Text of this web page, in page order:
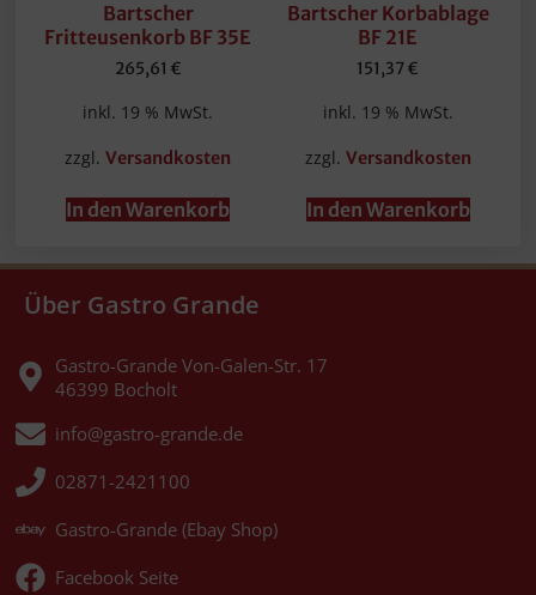
Bartscher
Fritteusenkorb BF 35E
265,61 €
inkl. 19 % MwSt.
zzgl.Versandkosten
In den Warenkorb
Bartscher Korbablage
BF 21E
151,37€
inkl. 19 % MwSt.
zzgl. Versandkosten
In den Warenkorb
Über Gastro Grande
Gastro-Grande Von-Galen-Str. 17
46399 Bocholt
info@gastro-grande.de
02871-2421100
Gastro-Grande (Ebay Shop)
Facebook Seite